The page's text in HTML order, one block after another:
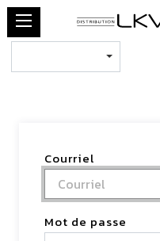
Courriel
Mot de passe